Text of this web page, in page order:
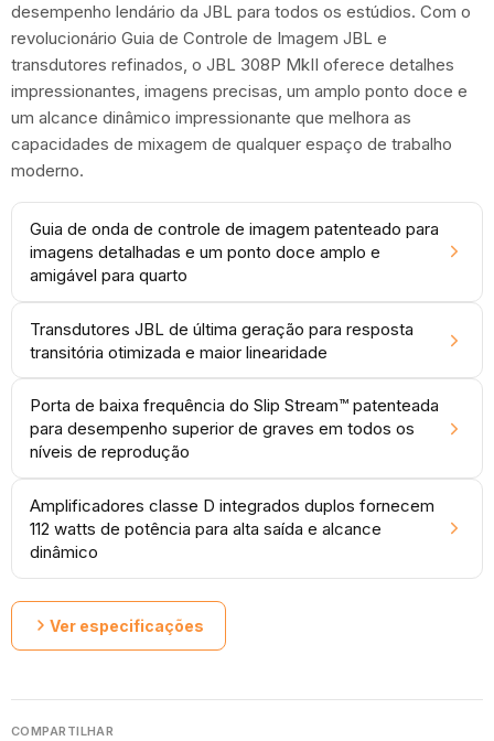
desempenho lendário da JBL para todos os estúdios. Com o
revolucionário Guia de Controle de Imagem JBL e
transdutores refinados, o JBL 308P MkII oferece detalhes
impressionantes, imagens precisas, um amplo ponto doce e
um alcance dinâmico impressionante que melhora as
capacidades de mixagem de qualquer espaço de trabalho
moderno.
Guia de onda de controle de imagem patenteado para
imagens detalhadas e um ponto doce amplo e
amigável para quarto
Transdutores JBL de última geração para resposta
transitória otimizada e maior linearidade
Porta de baixa frequência do Slip Stream™ patenteada
para desempenho superior de graves em todos os
níveis de reprodução
Amplificadores classe D integrados duplos fornecem
112 watts de potência para alta saída e alcance
dinâmico
Ver especificações
COMPARTILHAR